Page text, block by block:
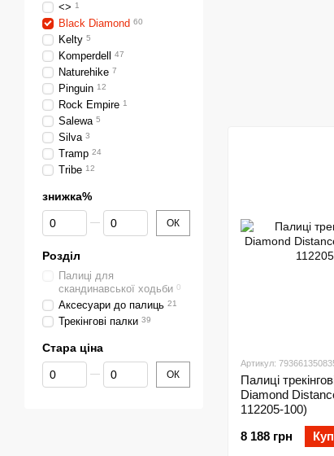
Артикул:
Палиці
Diamond
112205-100)
8 188 грн
<> 1
Black Diamond 60
Kelty 5
Komperdell 47
Naturehike 7
Pinguin 12
Rock Empire 1
Salewa 5
Silva 3
Tramp 24
Tribe 12
знижка%
Від знижка%
До знижка% ОК
Розділ
Палиці для
скандинавської ходьби 0
Аксесуари до палиць 21
Трекінгові палки 39
Стара ціна
Від Стара ціна
До Стара ціна ОК